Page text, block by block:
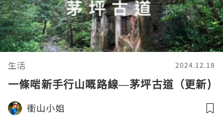
生活 2024.12.18
一條啱新手行山嘅路線—茅坪古道（更新)
衝山小姐